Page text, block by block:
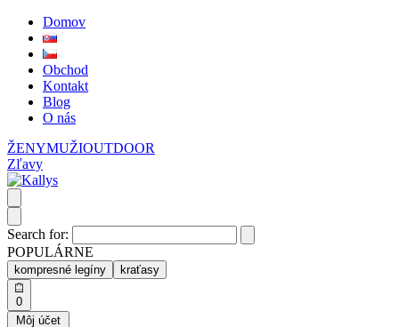
Domov
Obchod
Kontakt
Blog
O nás
ŽENYMUŽIOUTDOOR
Zľavy
Search for:
POPULÁRNE
kompresné legíny kraťasy
0
Môj účet